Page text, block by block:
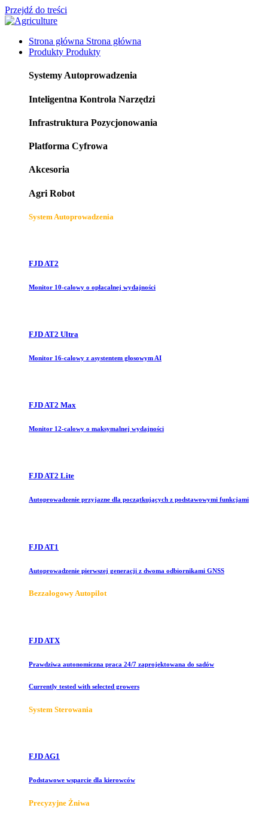
Przejdź do treści
Strona główna Strona główna
Produkty Produkty
Systemy Autoprowadzenia
Inteligentna Kontrola Narzędzi
Infrastruktura Pozycjonowania
Platforma Cyfrowa
Akcesoria
Agri Robot
System Autoprowadzenia
FJD AT2
Monitor 10-calowy o opłacalnej wydajności
FJD AT2 Ultra
Monitor 16-calowy z asystentem głosowym AI
FJD AT2 Max
Monitor 12-calowy o maksymalnej wydajności
FJD AT2 Lite
Autoprowadzenie przyjazne dla początkujących z podstawowymi funkcjami
FJD AT1
Autoprowadzenie pierwszej generacji z dwoma odbiornikami GNSS
Bezzałogowy Autopilot
FJD ATX
Prawdziwa autonomiczna praca 24/7 zaprojektowana do sadów
Currently tested with selected growers
System Sterowania
FJD AG1
Podstawowe wsparcie dla kierowców
Precyzyjne Żniwa